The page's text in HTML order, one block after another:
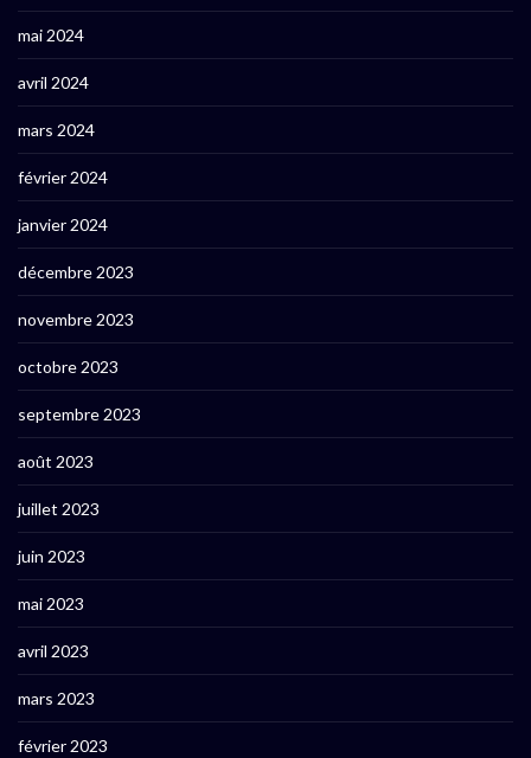
mai 2024
avril 2024
mars 2024
février 2024
janvier 2024
décembre 2023
novembre 2023
octobre 2023
septembre 2023
août 2023
juillet 2023
juin 2023
mai 2023
avril 2023
mars 2023
février 2023